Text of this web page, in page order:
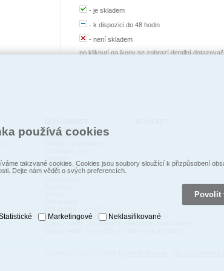
-je skladem
-k dispozici do 48 hodin
-není skladem
po kliknutí na ikony se zobrazí detailní
psi
Vyhledávání
Objednávky
Položky faktur
Pohledávky
Zpětný odběr vysloužilých elektrozaŕízení
používá cookies
takzvané cookies. Cookies jsou soubory sloužící k přizpůsobení
Dejte nám vědět o svých preferencích.
Povolit
Marketingové Neklasifikované